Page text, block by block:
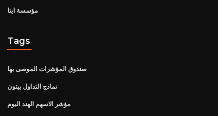
مؤسسة ايتا
Tags
صندوق المؤشرات الموصى بها
نماذج التداول بيثون
مؤشر الاسهم الهند اليوم